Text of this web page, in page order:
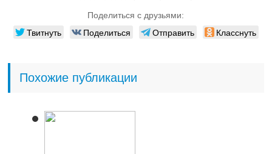
Поделиться с друзьями:
Твитнуть Поделиться Отправить Класснуть
Похожие публикации